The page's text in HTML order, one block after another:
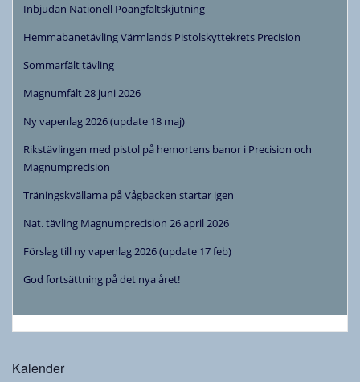
Inbjudan Nationell Poängfältskjutning
Hemmabanetävling Värmlands Pistolskyttekrets Precision
Sommarfält tävling
Magnumfält 28 juni 2026
Ny vapenlag 2026 (update 18 maj)
Rikstävlingen med pistol på hemortens banor i Precision och
Magnumprecision
Träningskvällarna på Vågbacken startar igen
Nat. tävling Magnumprecision 26 april 2026
Förslag till ny vapenlag 2026 (update 17 feb)
God fortsättning på det nya året!
Kalender